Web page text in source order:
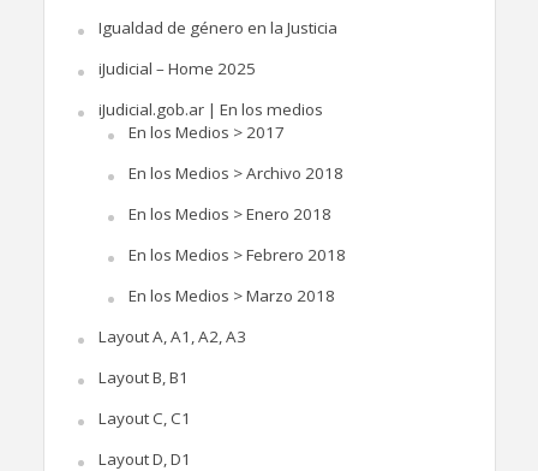
Igualdad de género en la Justicia
iJudicial – Home 2025
iJudicial.gob.ar | En los medios
En los Medios > 2017
En los Medios > Archivo 2018
En los Medios > Enero 2018
En los Medios > Febrero 2018
En los Medios > Marzo 2018
Layout A, A1, A2, A3
Layout B, B1
Layout C, C1
Layout D, D1